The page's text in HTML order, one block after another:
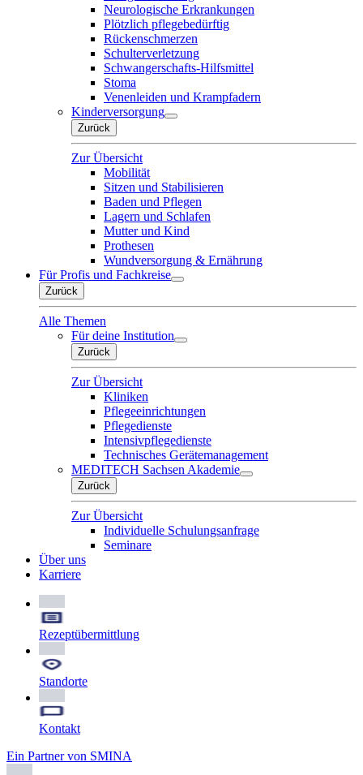
Neurologische Erkrankungen
Plötzlich pflegebedürftig
Rückenschmerzen
Schulterverletzung
Schwangerschafts-Hilfsmittel
Stoma
Venenleiden und Krampfadern
Kinderversorgung
Zurück
Zur Übersicht
Mobilität
Sitzen und Stabilisieren
Baden und Pflegen
Lagern und Schlafen
Mutter und Kind
Prothesen
Wundversorgung & Ernährung
Für Profis und Fachkreise
Zurück
Alle Themen
Für deine Institution
Zurück
Zur Übersicht
Kliniken
Pflegeeinrichtungen
Pflegedienste
Intensivpflegedienste
Technisches Gerätemanagement
MEDITECH Sachsen Akademie
Zurück
Zur Übersicht
Individuelle Schulungsanfrage
Seminare
Über uns
Karriere
Rezeptübermittlung
Standorte
Kontakt
Ein Partner von SMINA